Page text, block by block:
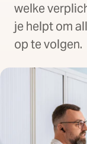
welke
je helpt om
op te volgen.